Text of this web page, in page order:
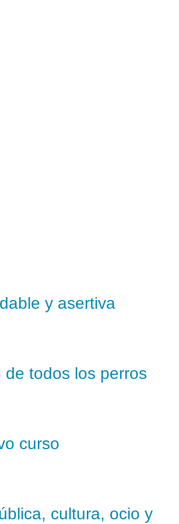
y asertiva
todos los perros
curso
cultura, ocio y